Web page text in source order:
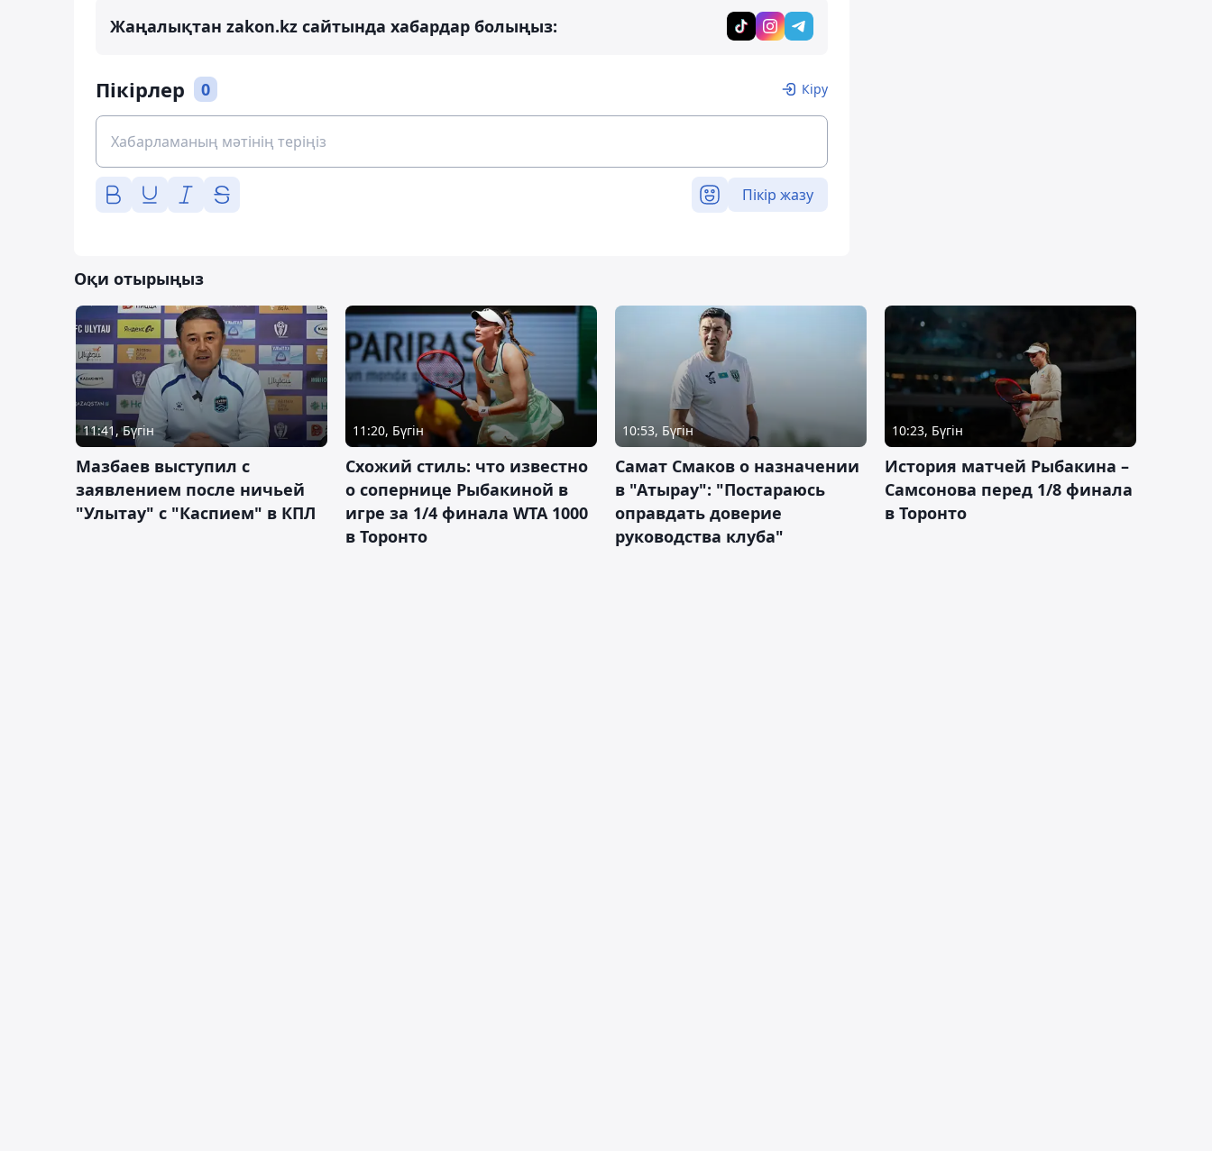
Жаңалықтан zakon.kz сайтында хабардар болыңыз:
Пікірлер 0 Кіру
Пікір жазу
Оқи отырыңыз
11:41, Бүгін
Мазбаев выступил с
заявлением после ничьей
"Улытау" с "Каспием" в КПЛ
11:20, Бүгін
Схожий стиль: что известно
о сопернице Рыбакиной в
игре за 1/4 финала WTA 1000
в Торонто
10:53, Бүгін
Самат Смаков о назначении
в "Атырау": "Постараюсь
оправдать доверие
руководства клуба"
10:23, Бүгін
История матчей Рыбакина –
Самсонова перед 1/8 финала
в Торонто